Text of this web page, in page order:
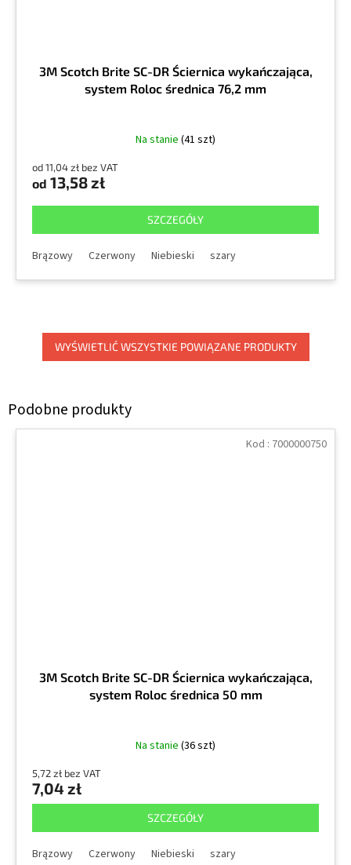
3M Scotch Brite SC-DR Ściernica wykańczająca,
system Roloc średnica 76,2 mm
Na stanie (41 szt)
od 11,04 zł bez VAT
od 13,58 zł
SZCZEGÓŁY
Brązowy Czerwony Niebieski szary
WYŚWIETLIĆ WSZYSTKIE POWIĄZANE PRODUKTY
3M Scotch Brite SC-DR Ściernica wykańczająca,
system Roloc średnica 50 mm
Na stanie (36 szt)
5,72 zł bez VAT
7,04 zł
SZCZEGÓŁY
Brązowy Czerwony Niebieski szary
Kod : 7000000750